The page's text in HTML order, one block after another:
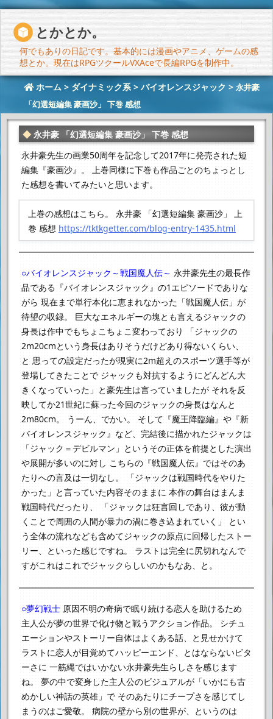
とかとか。
何でもありの日記です。基本的には漫画やアニメ、ゲームの感
想とか。現在はRPGツクールVXAceで長編RPGを制作中。
ホーム > ダイナミック系> バイオレンスジャック > 永井豪
「幻選短編集 豪画沙」 下巻 感想
永井豪 「幻選短編集 豪画沙」 下巻 感想
永井豪先生の画業50周年を記念して2017年に発売された短
編集『豪画沙』。
上巻同様に下巻も作品ごとのちょっとし
た感想を書いてみたいと思います。
上巻の感想はこちら。
永井豪 「幻選短編集 豪画沙」 上
巻 感想 https://tktkgetter.com/blog-entry-1435.html
○バイオレンスジャック～戦国魔人伝～ 永井豪先生の最長作
品である『バイオレンスジャック』の1エピソードでありな
がら 現在まで単行本化に恵まれなかった「戦国魔人伝」が
待望の収録。
巨大なエネルギーの塊とも言えるジャックの
身長は作中でもちょこちょこ変わっており
「ジャックの
2m20cmという身長はありそうだけどあり得ないくらい、
と 思っての設定だったが現実に2m超えのスポーツ選手等が
登場してきたことで ジャックも対抗するようにどんどん大
きくなっていった」と豪先生は言っていましたが それを反
映してか21世紀に蘇った今回のジャックの身長はなんと
2m80cm。
うーん、でかい。
そして『魔王降臨編』や『新
バイオレンスジャック』など、完結後に描かれたジャックは
「ジャック＝デビルマン」というその正体を前提とした演出
や展開が多いのに対し こちらの『戦国魔人伝』ではそのあ
たりへの言及は一切なし。
「ジャックは戦国時代をやりた
かった」と言っていた内容そのままに 本作の舞台はまんま
戦国時代だったり、
「ジャックは狂言回しであり、彼が動
くことで周囲の人間が暴力の渦に巻き込まれていく」
とい
う全体の流れなども含めてジャックの原点に回帰したストー
リー、といった感じですね。
ラストは完全に尻切れなんで
すがこれはこれでジャックらしいのかもなあ、と。
○夢幻戦士 原因不明の奇病で眠り続ける恋人を助けるため
主人公が夢の世界で化け物と戦うアクション作品。
シチュ
エーションやストーリー自体はよくある話、と見せかけて
ラストに恋人が目覚めてハッピーエンド、とはならないビタ
ーさに 一筋縄ではいかない永井豪先生らしさを感じます
ね。
夢の中で変身した主人公のビジュアルが「いかにも古
めかしい神話の英雄」で そのあたりにチープさを感じてし
まうのはご愛敬。
病院の壁から別の世界が、というのは